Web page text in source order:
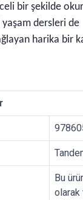
bir şekilde
dersleri de
harika bir
Bu
olarak